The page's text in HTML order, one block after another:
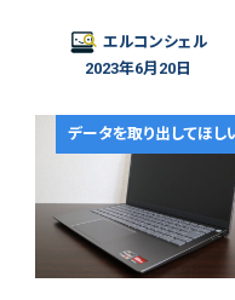
エルコンシェル
2023年6月20日
データを取り出してほし